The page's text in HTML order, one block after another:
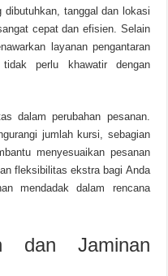
tanggal dan lokasi
cepat dan efisien. Selain
layanan pengantaran
perlu khawatir dengan
dalam perubahan pesanan.
jumlah kursi, sebagian
menyesuaikan pesanan
fleksibilitas ekstra bagi Anda
mendadak dalam rencana
dan Jaminan